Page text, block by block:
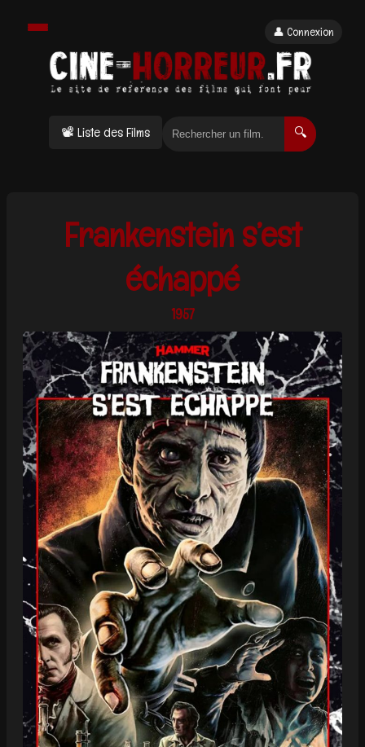
📽 Liste des Films 🔍
👤 Connexion
Frankenstein s’est
échappé
1957